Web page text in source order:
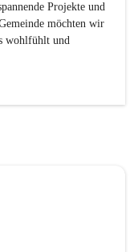
Projekte und
möchten wir
wohlfühlt und